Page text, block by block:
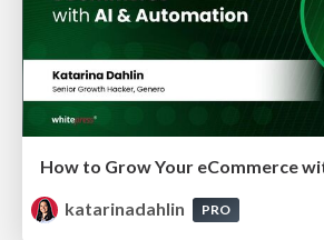
katarinadahlin
PRO